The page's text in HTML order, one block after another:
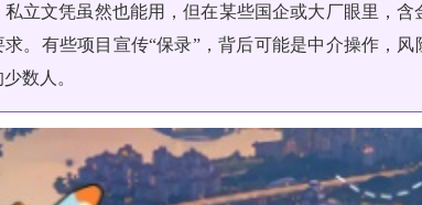
私立文凭虽然也能用，但在某些国企或大厂眼里，
。有些项目宣传“保录”，背后可能是中介操作，
数人。